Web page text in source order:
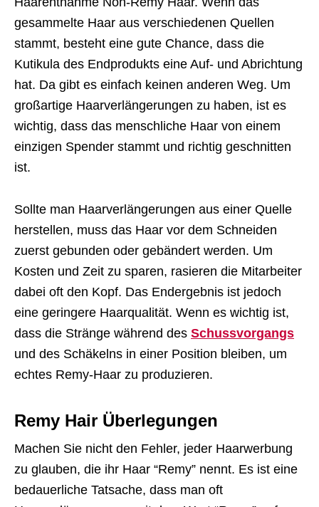
gesammelte Haar aus verschiedenen Quellen
stammt, besteht eine gute Chance, dass die
Kutikula des Endprodukts eine Auf- und Abrichtung
hat. Da gibt es einfach keinen anderen Weg. Um
großartige Haarverlängerungen zu haben, ist es
wichtig, dass das menschliche Haar von einem
einzigen Spender stammt und richtig geschnitten
ist.
Sollte man Haarverlängerungen aus einer Quelle
herstellen, muss das Haar vor dem Schneiden
zuerst gebunden oder gebändert werden. Um
Kosten und Zeit zu sparen, rasieren die Mitarbeiter
dabei oft den Kopf. Das Endergebnis ist jedoch
eine geringere Haarqualität. Wenn es wichtig ist,
dass die Stränge während des Schussvorgangs
und des Schäkelns in einer Position bleiben, um
echtes Remy-Haar zu produzieren.
Remy Hair Überlegungen
Machen Sie nicht den Fehler, jeder Haarwerbung
zu glauben, die ihr Haar “Remy” nennt. Es ist eine
bedauerliche Tatsache, dass man oft